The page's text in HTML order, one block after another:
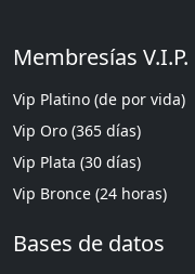
Membresías V.I.P.
Vip Platino (de por vida)
Vip Oro (365 días)
Vip Plata (30 días)
Vip Bronce (24 horas)
Bases de datos